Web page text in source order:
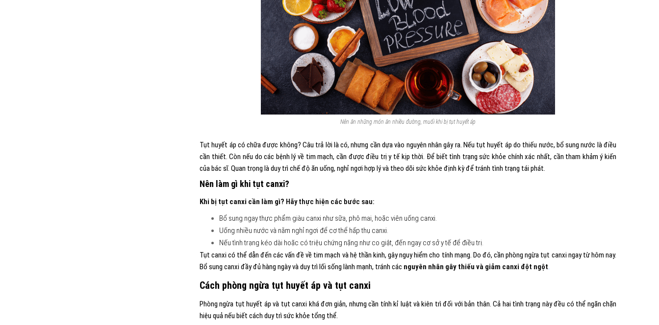
Nên ăn những món ăn nhiều đường, muối khi bị tụt huyết áp
Tụt huyết áp có chữa được không? Câu trả lời là có, nhưng cần dựa vào nguyên nhân gây ra. Nếu tụt huyết áp do thiếu nước, bổ sung nước là điều
cần thiết. Còn nếu do các bệnh lý về tim mạch, cần được điều trị y tế kịp thời. Để biết tình trạng sức khỏe chính xác nhất, cần tham khảm ý kiến
của bác sĩ. Quan trọng là duy trì chế độ ăn uống, nghỉ ngơi hợp lý và theo dõi sức khỏe định kỳ để tránh tình trạng tái phát.
Nên làm gì khi tụt canxi?
Khi bị tụt canxi cần làm gì? Hãy thực hiện các bước sau:
Bổ sung ngay thực phẩm giàu canxi như sữa, phô mai, hoặc viên uống canxi.
Uống nhiều nước và nằm nghỉ ngơi để cơ thể hấp thụ canxi.
Nếu tình trạng kéo dài hoặc có triệu chứng nặng như co giật, đến ngay cơ sở y tế để điều trị.
Tụt canxi có thể dẫn đến các vấn đề về tim mạch và hệ thần kinh, gây nguy hiểm cho tính mạng. Do đó, cần phòng ngừa tụt canxi ngay từ hôm nay.
Bổ sung canxi đầy đủ hàng ngày và duy trì lối sống lành mạnh, tránh các nguyên nhân gây thiếu và giảm canxi đột ngột.
Cách phòng ngừa tụt huyết áp và tụt canxi
Phòng ngừa tụt huyết áp và tụt canxi khá đơn giản, nhưng cần tính kỉ luật và kiên trì đối với bản thân. Cả hai tình trạng này đều có thể ngăn chặn
hiệu quả nếu biết cách duy trì sức khỏe tổng thể.